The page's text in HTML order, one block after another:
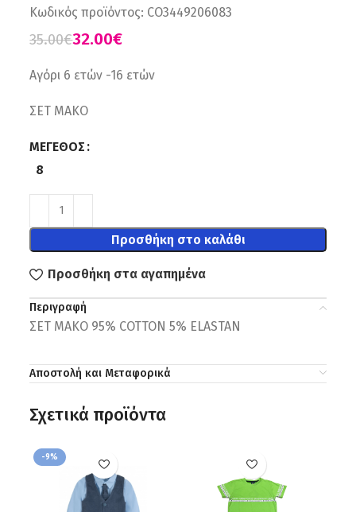
Κωδικός προϊόντος: CO3449206083
35.00€32.00€
Αγόρι 6 ετών -16 ετών
ΣΕΤ ΜΑΚΟ
ΜΈΓΕΘΟΣ
8
Προσθήκη στο καλάθι
Προσθήκη στα αγαπημένα
Περιγραφή
ΣΕΤ ΜΑΚΟ 95% COTTON 5% ELASTAN
Αποστολή και Μεταφορικά
Σχετικά προϊόντα
-9%